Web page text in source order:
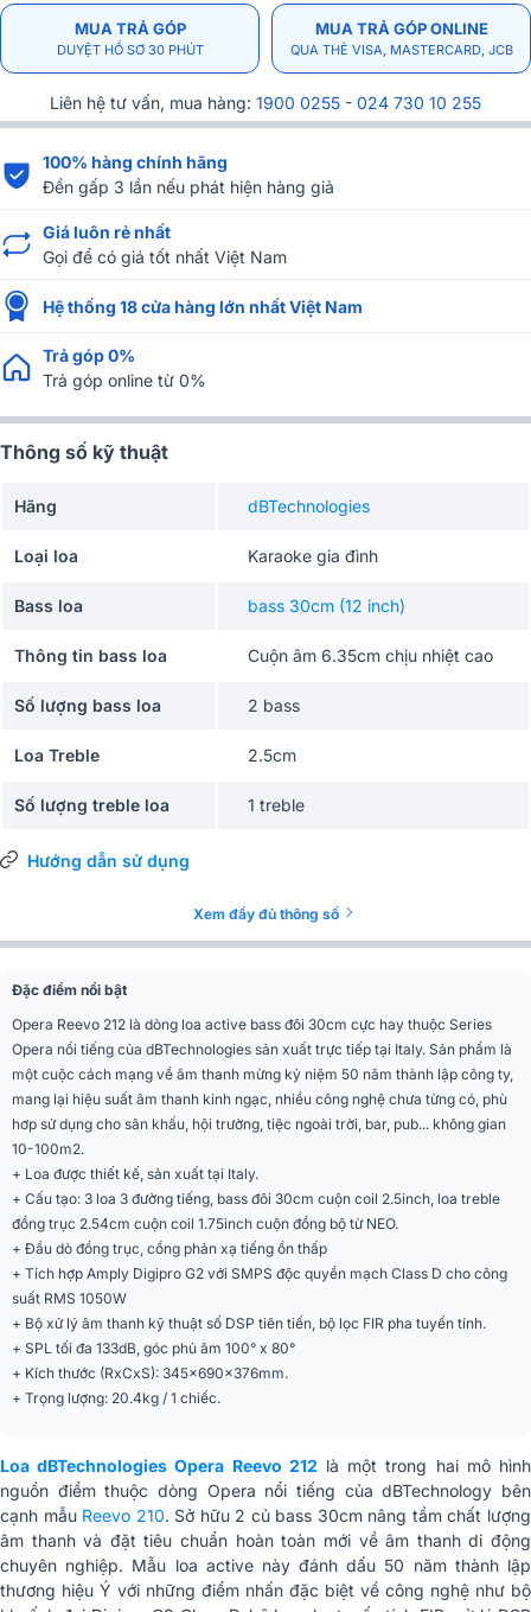
MUA TRẢ GÓP
DUYỆT HỒ SƠ 30 PHÚT
MUA TRẢ GÓP ONLINE
QUA THẺ VISA, MASTERCARD, JCB
Liên hệ tư vấn, mua hàng: 1900 0255 - 024 730 10 255
100% hàng chính hãng
Đền gấp 3 lần nếu phát hiện hàng giả
Giá luôn rẻ nhất
Gọi để có giá tốt nhất Việt Nam
Hệ thống 18 cửa hàng lớn nhất Việt Nam
Trả góp 0%
Trả góp online từ 0%
Thông số kỹ thuật
Hãng dBTechnologies
Loại loa Karaoke gia đình
Bass loa bass 30cm (12 inch)
Thông tin bass loa Cuộn âm 6.35cm chịu nhiệt cao
Số lượng bass loa 2 bass
Loa Treble 2.5cm
Số lượng treble loa 1 treble
Công suất RMS
2100W
Cường độ phát âm cực
Góc phủ âm (Ngang x
Dọc)
100° x 80°
Kiểu loa Liền công suất (Active)
Số đường tiếng
Dáng loa Loa fullrange (phổ thông)
Ứng dụng mở rộng Karaoke, Sân khấu, Quán cafe
Màu sắc
Chất liệu Nhựa cao cấp
Phân khúc
Đáp ứng tần số [- 6dB] 52 - 19.200 Hz
Loại HF trình điều khiển nén
Sừng Sừng không đối xứng
Hướng dẫn sử dụng
Xem đầy đủ thông số
Đặc điểm nổi bật
Opera Reevo 212 là dòng loa active bass đôi 30cm cực hay thuộc Series
Opera nổi tiếng của dBTechnologies sản xuất trực tiếp tại Italy. Sản phẩm là
một cuộc cách mạng về âm thanh mừng kỷ niệm 50 năm thành lập công ty,
mang lại hiệu suất âm thanh kinh ngạc, nhiều công nghệ chưa từng có, phù
hơp sử dụng cho sân khấu, hội trường, tiệc ngoài trời, bar, pub... không gian
10-100m2.
+ Loa được thiết kế, sản xuất tại Italy.
+ Cấu tạo: 3 loa 3 đường tiếng, bass đôi 30cm cuộn coil 2.5inch, loa treble
đồng trục 2.54cm cuộn coil 1.75inch cuộn đồng bộ từ NEO.
+ Đầu dò đồng trục, cổng phản xạ tiếng ồn thấp
+ Tích hợp Amply Digipro G2 với SMPS độc quyền mạch Class D cho công
suất RMS 1050W
+ Bộ xử lý âm thanh kỹ thuật số DSP tiên tiến, bộ lọc FIR pha tuyến tính.
+ SPL tối đa 133dB, góc phủ âm 100° x 80°
+ Kích thước (RxCxS): 345x690x376mm.
+ Trọng lượng: 20.4kg / 1 chiếc.
Loa dBTechnologies Opera Reevo 212 là một trong hai mô hình
nguồn điểm thuộc dòng Opera nổi tiếng của dBTechnology bên
cạnh mẫu Reevo 210. Sở hữu 2 củ bass 30cm nâng tầm chất lượng
âm thanh và đặt tiêu chuẩn hoàn toàn mới về âm thanh di động
chuyên nghiệp. Mẫu loa active này đánh dấu 50 năm thành lập
thương hiệu Ý với những điểm nhấn đặc biệt về công nghệ như bộ